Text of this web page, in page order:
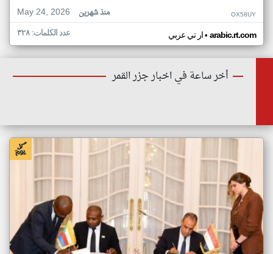
May 24, 2026
منذ شهرين OX58UY
ار تي عربي• arabic.rt.com عدد الكلمات: ٣٢٨
أخر ساعة في اخبار جزر القمر